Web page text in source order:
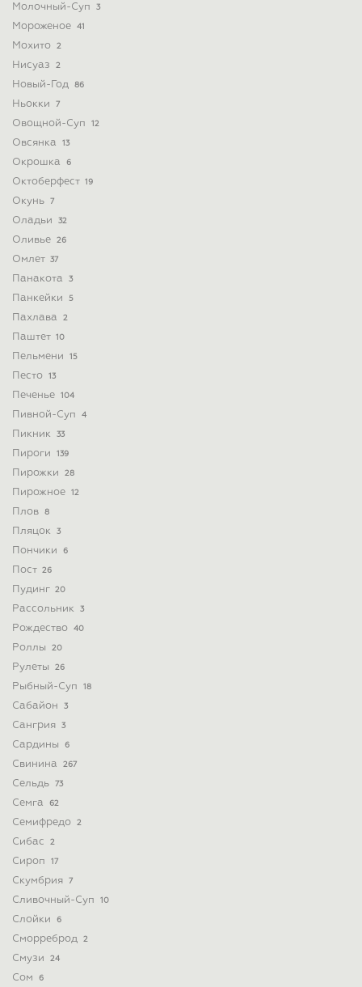
Молочный-Суп 3
Мороженое 41
Мохито 2
Нисуаз 2
Новый-Год 86
Ньокки 7
Овощной-Суп 12
Овсянка 13
Окрошка 6
Октоберфест 19
Окунь 7
Оладьи 32
Оливье 26
Омлет 37
Панакота 3
Панкейки 5
Пахлава 2
Паштет 10
Пельмени 15
Песто 13
Печенье 104
Пивной-Суп 4
Пикник 33
Пироги 139
Пирожки 28
Пирожное 12
Плов 8
Пляцок 3
Пончики 6
Пост 26
Пудинг 20
Рассольник 3
Рождество 40
Роллы 20
Рулеты 26
Рыбный-Суп 18
Сабайон 3
Сангрия 3
Сардины 6
Свинина 267
Сельдь 73
Семга 62
Семифредо 2
Сибас 2
Сироп 17
Скумбрия 7
Сливочный-Суп 10
Слойки 6
Сморреброд 2
Смузи 24
Сом 6